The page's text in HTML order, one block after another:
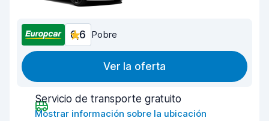
6,6 Pobre
Ver la oferta
Servicio de transporte gratuito
Mostrar información sobre la ubicación